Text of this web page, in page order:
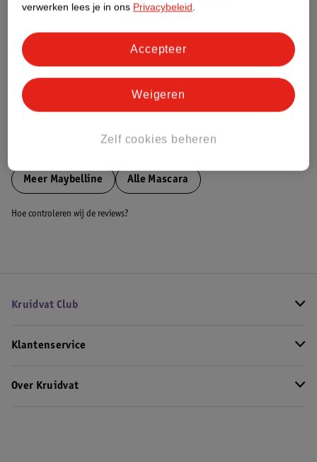
Dit product heeft (nog) geen Nature
Bestel & Bezorginformatie
Meer Maybelline Alle Mascara
Hoe controleren wij de reviews?
Kruidvat Club
Klantenservice
Over Kruidvat
verwerken lees je in ons Privacybeleid.
Zelf cookies beheren
Weigeren
Accepteer